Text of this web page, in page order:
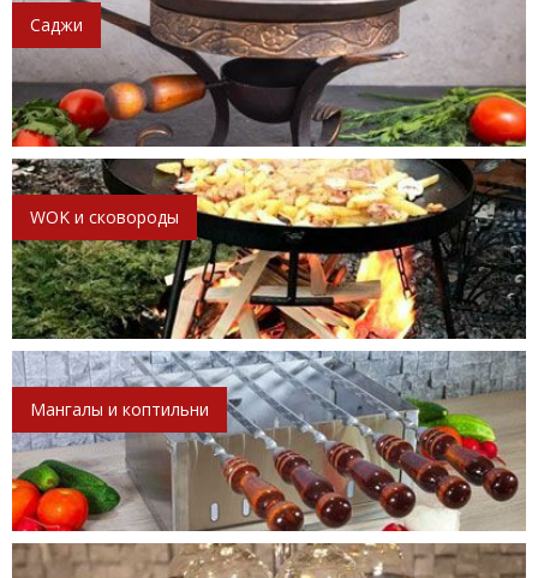
Саджи
WOK и сковороды
Мангалы и коптильни